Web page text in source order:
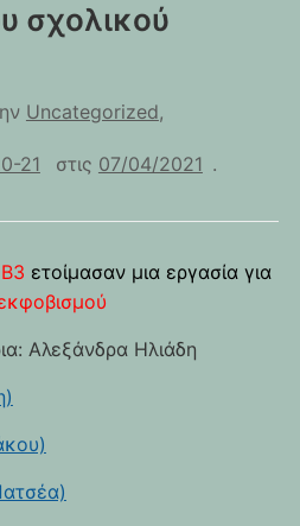
σχολικού
Uncategorized,
21 στις 07/04/2021 .
ετοίμασαν μια εργασία για
Αλεξάνδρα Ηλιάδη